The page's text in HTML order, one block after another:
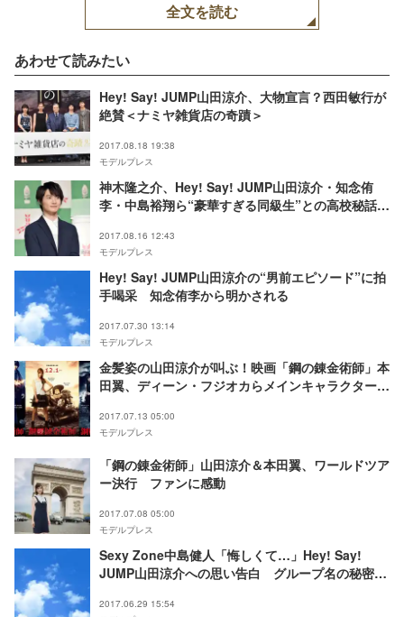
全文を読む
あわせて読みたい
Hey! Say! JUMP山田涼介、大物宣言？西田敏行が
絶賛＜ナミヤ雑貨店の奇蹟＞
2017.08.18 19:38
モデルプレス
神木隆之介、Hey! Say! JUMP山田涼介・知念侑
李・中島裕翔ら“豪華すぎる同級生”との高校秘話を
2017.08.16 12:43
モデルプレス
Hey! Say! JUMP山田涼介の“男前エピソード”に拍
手喝采 知念侑李から明かされる
2017.07.30 13:14
モデルプレス
金髪姿の山田涼介が叫ぶ！映画「鋼の錬金術師」本
田翼、ディーン・フジオカらメインキャラクタービ
2017.07.13 05:00
モデルプレス
「鋼の錬金術師」山田涼介＆本田翼、ワールドツア
ー決行 ファンに感動
2017.07.08 05:00
モデルプレス
Sexy Zone中島健人「悔しくて…」Hey! Say!
JUMP山田涼介への思い告白 グループ名の秘密と
2017.06.29 15:54